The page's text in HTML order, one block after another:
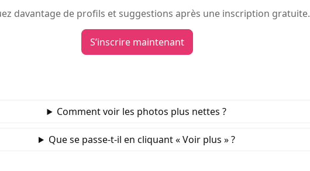
davantage de profils et suggestions après une inscription gratuite.
S’inscrire maintenant
Comment voir les photos plus nettes ?
Que se passe‑t‑il en cliquant « Voir plus » ?